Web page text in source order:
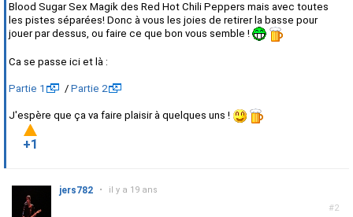
Blood Sugar Sex Magik des Red Hot Chili Peppers mais avec toutes
les pistes séparées! Donc à vous les joies de retirer la basse pour
jouer par dessus, ou faire ce que bon vous semble !
Ca se passe ici et là :
Partie 1 / Partie 2
J'espère que ça va faire plaisir à quelques uns !
+1
#2
jers782 • il y a 19 ans